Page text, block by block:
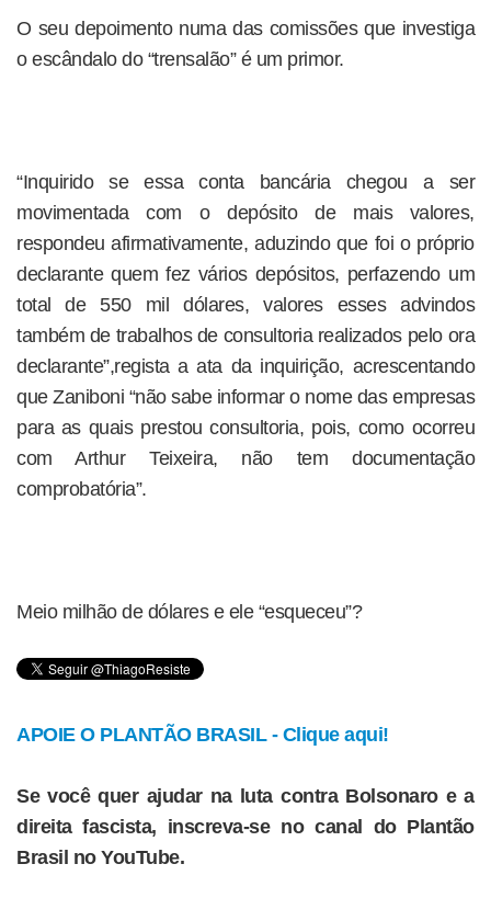
O seu depoimento numa das comissões que investiga
o escândalo do “trensalão” é um primor.
“Inquirido se essa conta bancária chegou a ser
movimentada com o depósito de mais valores,
respondeu afirmativamente, aduzindo que foi o próprio
declarante quem fez vários depósitos, perfazendo um
total de 550 mil dólares, valores esses advindos
também de trabalhos de consultoria realizados pelo ora
declarante”,regista a ata da inquirição, acrescentando
que Zaniboni “não sabe informar o nome das empresas
para as quais prestou consultoria, pois, como ocorreu
com Arthur Teixeira, não tem documentação
comprobatória”.
Meio milhão de dólares e ele “esqueceu”?
APOIE O PLANTÃO BRASIL - Clique aqui!
Se você quer ajudar na luta contra Bolsonaro e a
direita fascista, inscreva-se no canal do Plantão
Brasil no YouTube.